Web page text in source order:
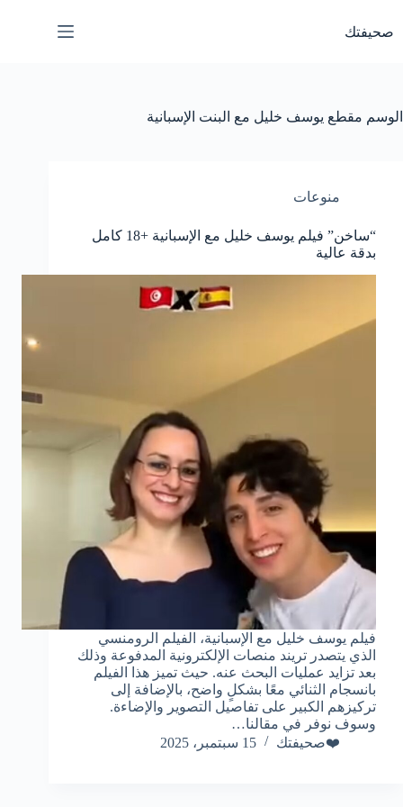
المحتوى
صحيفتك
الوسم مقطع يوسف خليل مع البنت الإسبانية
منوعات
“ساخن” فيلم يوسف خليل مع الإسبانية +18 كامل
بدقة عالية
فيلم يوسف خليل مع الإسبانية، الفيلم الرومنسي
الذي يتصدر تريند منصات الإلكترونية المدفوعة وذلك
بعد تزايد عمليات البحث عنه. حيث تميز هذا الفيلم
بانسجام الثنائي معًا بشكلٍ واضح، بالإضافة إلى
تركيزهم الكبير على تفاصيل التصوير والإضاءة.
وسوف نوفر في مقالنا…
❤️صحيفتك
15 سبتمبر، 2025